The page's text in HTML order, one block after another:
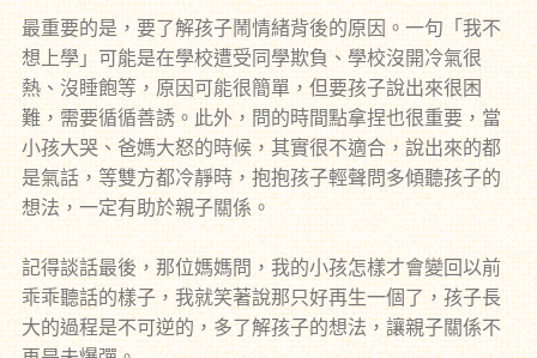
最重要的是，要了解孩子鬧情緒背後的原因。一句「我不
想上學」可能是在學校遭受同學欺負、學校沒開冷氣很
熱、沒睡飽等，原因可能很簡單，但要孩子說出來很困
難，需要循循善誘。此外，問的時間點拿捏也很重要，當
小孩大哭、爸媽大怒的時候，其實很不適合，說出來的都
是氣話，等雙方都冷靜時，抱抱孩子輕聲問多傾聽孩子的
想法，一定有助於親子關係。
記得談話最後，那位媽媽問，我的小孩怎樣才會變回以前
乖乖聽話的樣子，我就笑著說那只好再生一個了，孩子長
大的過程是不可逆的，多了解孩子的想法，讓親子關係不